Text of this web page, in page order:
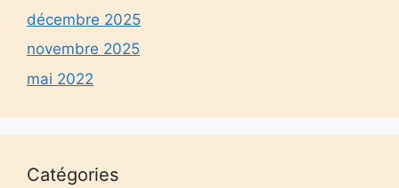
décembre 2025
novembre 2025
mai 2022
Catégories